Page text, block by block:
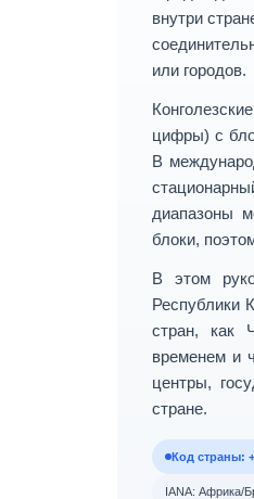
внутри
или городов.
цифры) с
В
диапазоны
блоки,
В этом
Республики
стран, как
временем и
центры,
стране.
Код страны:
IANA: Африка/